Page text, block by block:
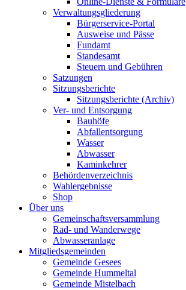
Verwaltungsgliederung
Bürgerservice-Portal
Ausweise und Pässe
Fundamt
Standesamt
Steuern und Gebühren
Satzungen
Sitzungsberichte
Sitzungsberichte (Archiv)
Ver- und Entsorgung
Bauhöfe
Abfallentsorgung
Wasser
Abwasser
Kaminkehrer
Behördenverzeichnis
Wahlergebnisse
Shop
Über uns
Gemeinschaftsversammlung
Rad- und Wanderwege
Abwasseranlage
Mitgliedsgemeinden
Gemeinde Gesees
Gemeinde Hummeltal
Gemeinde Mistelbach